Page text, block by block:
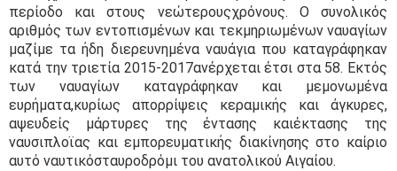
περίοδο και στους νεώτερουςχρόνους. Ο συνολικός
αριθμός των εντοπισμένων και τεκμηριωμένων ναυαγίων
μαζίμε τα ήδη διερευνημένα ναυάγια που καταγράφηκαν
κατά την τριετία 2015-2017ανέρχεται έτσι στα 58. Εκτός
των ναυαγίων καταγράφηκαν και μεμονωμένα
ευρήματα,κυρίως απορρίψεις κεραμικής και άγκυρες,
αψευδείς μάρτυρες της έντασης καιέκτασης της
ναυσιπλοϊας και εμπορευματικής διακίνησης στο καίριο
αυτό ναυτικόσταυροδρόμι του ανατολικού Αιγαίου.